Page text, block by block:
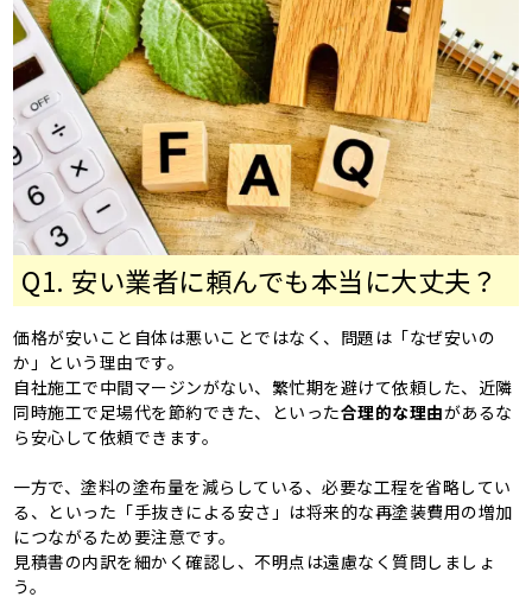
Q1. 安い業者に頼んでも本当に大丈夫？
価格が安いこと自体は悪いことではなく、問題は「なぜ安いの
か」という理由です。
自社施工で中間マージンがない、繁忙期を避けて依頼した、近隣
同時施工で足場代を節約できた、といった合理的な理由があるな
ら安心して依頼できます。
一方で、塗料の塗布量を減らしている、必要な工程を省略してい
る、といった「手抜きによる安さ」は将来的な再塗装費用の増加
につながるため要注意です。
見積書の内訳を細かく確認し、不明点は遠慮なく質問しましょ
う。